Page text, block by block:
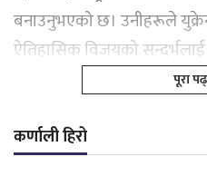
बनाउनुभएको छ। उनीहरूले
ऐतिहासिक विजयको सन्दर्भलाई
पूरा
कर्णाली हिरो